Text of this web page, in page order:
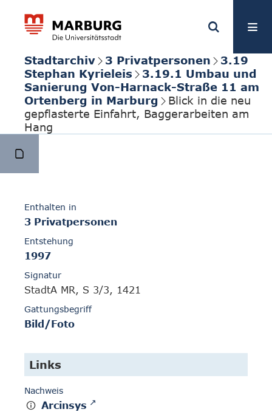
Stadtarchiv 3 Privatpersonen
3.19
Stephan Kyrieleis
3.19.1 Umbau und
Sanierung Von-Harnack-Straße 11 am
Ortenberg in Marburg
Blick in die neu
gepflasterte Einfahrt, Baggerarbeiten am
Hang
Enthalten in
3 Privatpersonen
Entstehung
1997
Signatur
StadtA MR, S 3/3, 1421
Gattungsbegriff
Bild/Foto
Links
Nachweis
Arcinsys